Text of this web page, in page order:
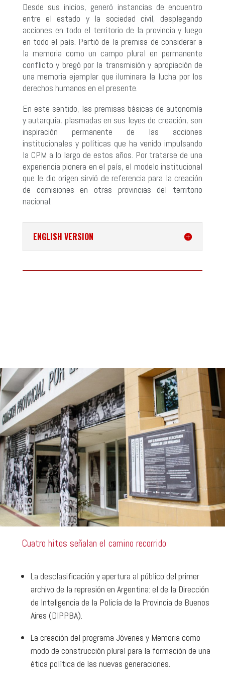
Desde sus inicios, generó instancias de encuentro
entre el estado y la sociedad civil, desplegando
acciones en todo el territorio de la provincia y luego
en todo el país. Partió de la premisa de considerar a
la memoria como un campo plural en permanente
conflicto y bregó por la transmisión y apropiación de
una memoria ejemplar que iluminara la lucha por los
derechos humanos en el presente.
En este sentido, las premisas básicas de autonomía
y autarquía, plasmadas en sus leyes de creación, son
inspiración permanente de las acciones
institucionales y políticas que ha venido impulsando
la CPM a lo largo de estos años. Por tratarse de una
experiencia pionera en el país, el modelo institucional
que le dio origen sirvió de referencia para la creación
de comisiones en otras provincias del territorio
nacional.
ENGLISH VERSION
Cuatro hitos señalan el camino recorrido
La desclasificación y apertura al público del primer
archivo de la represión en Argentina: el de la Dirección
de Inteligencia de la Policía de la Provincia de Buenos
Aires (DIPPBA).
La creación del programa Jóvenes y Memoria como
modo de construcción plural para la formación de una
ética política de las nuevas generaciones.